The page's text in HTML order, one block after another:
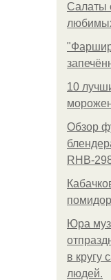
Салаты
10
Обзор
RHB-
Юра
в кругу
людей.